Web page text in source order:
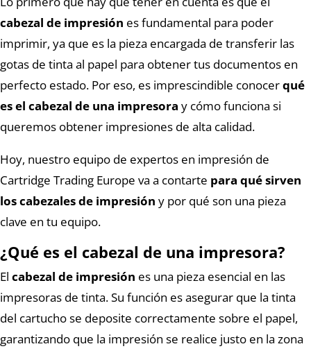
cabezal de impresión es fundamental para poder
imprimir, ya que es la pieza encargada de transferir las
gotas de tinta al papel para obtener tus documentos en
perfecto estado. Por eso, es imprescindible conocerqué
es el cabezal de una impresora y cómo funciona si
queremos obtener impresiones de alta calidad.
Hoy, nuestro equipo de expertos en impresión de
Cartridge Trading Europe va a contarte para qué sirven
los cabezales de impresión y por qué son una pieza
clave en tu equipo.
¿Qué es el cabezal de una impresora?
El cabezal de impresión es una pieza esencial en las
impresoras de tinta. Su función es asegurar que la tinta
del cartucho se deposite correctamente sobre el papel,
garantizando que la impresión se realice justo en la zona